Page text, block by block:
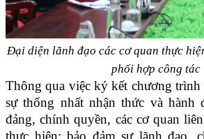
Đại diện lãnh đạo các cơ quan thực
phối hợp công tác
Thông qua việc ký kết chương trình
sự thống nhất nhận thức và hành
đảng, chính quyền, các cơ quan